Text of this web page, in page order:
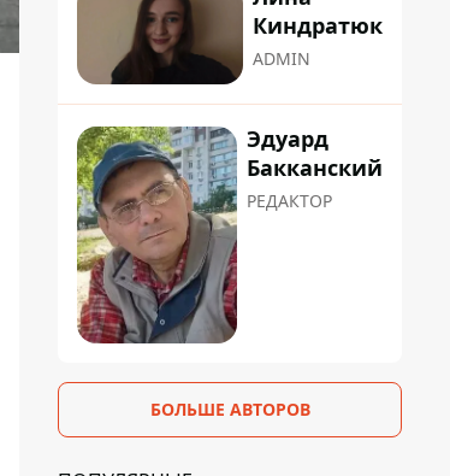
Киндратюк
ADMIN
Эдуард
Бакканский
РЕДАКТОР
БОЛЬШЕ АВТОРОВ